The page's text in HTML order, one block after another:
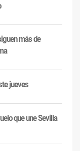
más de
jueves
que une Sevilla